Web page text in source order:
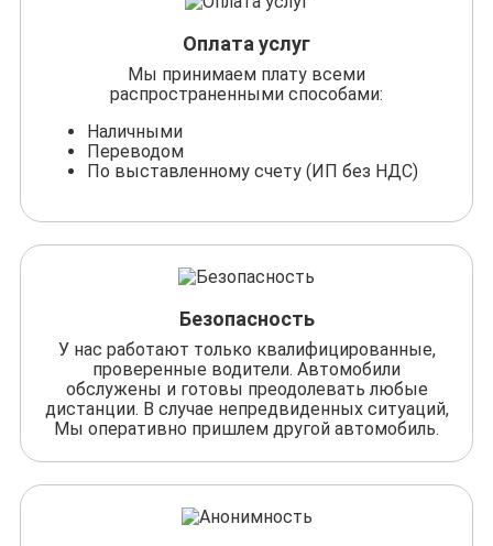
Оплата услуг
Мы принимаем плату всеми
распространенными способами:
Наличными
Переводом
По выставленному счету (ИП без НДС)
Безопасность
У нас работают только квалифицированные,
проверенные водители. Автомобили
обслужены и готовы преодолевать любые
дистанции. В случае непредвиденных ситуаций,
Мы оперативно пришлем другой автомобиль.